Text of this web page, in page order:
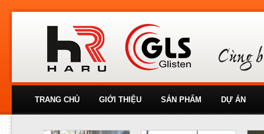
TRANG CHỦ GIỚI THIỆU SẢN PHẨM DỰ ÁN